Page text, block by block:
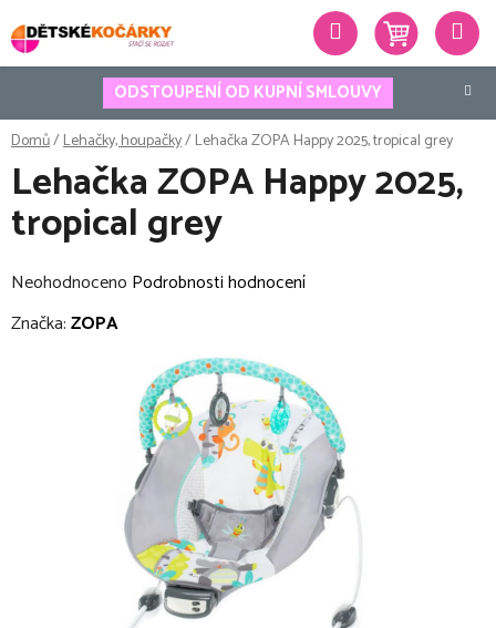
na
obsah
ODSTOUPENÍ OD KUPNÍ SMLOUVY
Hledat
Domů/Lehačky, houpačky/Lehačka ZOPA Happy 2025, tropical grey
Lehačka ZOPA Happy 2025,
tropical grey
Průměrné
hodnocení
Neohodnoceno Podrobnosti hodnocení
Značka:ZOPA